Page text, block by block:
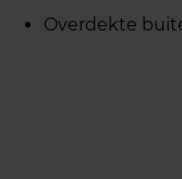
Overdekte